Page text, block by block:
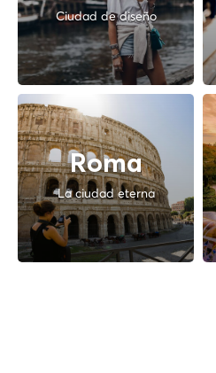
Ciudad de diseño
Roma
La ciudad eterna